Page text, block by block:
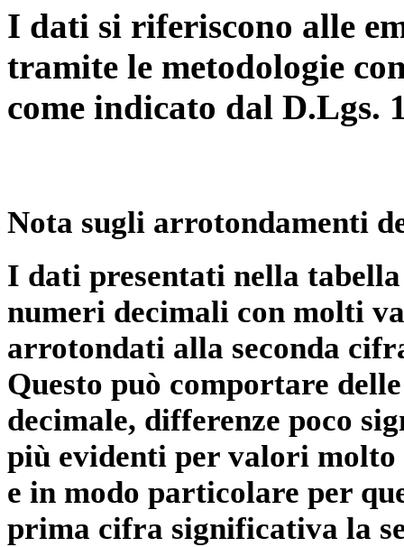
I dati si riferiscono alle
tramite le metodologie
come indicato dal D.Lgs.
Nota sugli arrotondamenti
I dati presentati nella
numeri decimali con molti
arrotondati alla seconda
Questo può comportare
decimale, differenze poco
più evidenti per valori
e in modo particolare per
prima cifra significativa la